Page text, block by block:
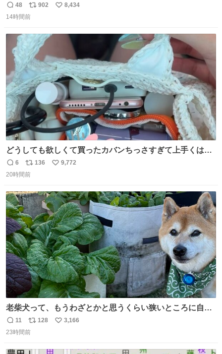
返
信
48
リ
ポ
ト
数
902
い
8,434
14時間前
どうしても欲しくて買ったカバンちっさすぎて上手くはめ
ないと荷物入らん。女のカバンってなんでこんなちっさい
の
返
信
6
リ
ポ
ト
数
136
い
数
9,772
20時間前
老柴犬って、もうわざとかと思うくらい狭いところに自ら
はまりにいくじゃないですか？ 今朝ガーデニングしてる飼
い主の間にはまってきて、最高に可愛かった♥️
返
信
11
リ
ポ
128
い
3,166
23時間前